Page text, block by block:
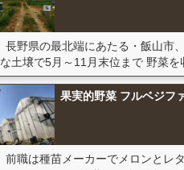
長野県の最北端にあたる・飯山市
な土壌で5月～11月末位まで 野菜を
果実的野菜 フルベジフ
前職は種苗メーカーでメロンとレ